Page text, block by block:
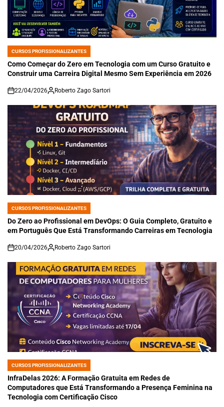
POSTED
IN
CURSOS PROFISSIONALIZANTES
Como Começar do Zero em Tecnologia com um Curso Gratuito e
Construir uma Carreira Digital Mesmo Sem Experiência em 2026
on
22/04/2026 Roberto Zago Sartori
POSTED
IN
CURSOS PROFISSIONALIZANTES
Do Zero ao Profissional em DevOps: O Guia Completo, Gratuito e
em Português Que Está Transformando Carreiras em Tecnologia
on
20/04/2026 Roberto Zago Sartori
POSTED
IN
CURSOS PROFISSIONALIZANTES
InfraDelas 2026: A Formação Gratuita em Redes de
Computadores que Está Transformando a Presença Feminina na
Tecnologia com Certificação Cisco